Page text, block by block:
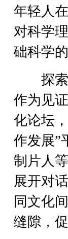
年轻人
对科学
础科学的
探索
作为见
化论坛
作发展”
制片人
展开对
同文化
缝隙，